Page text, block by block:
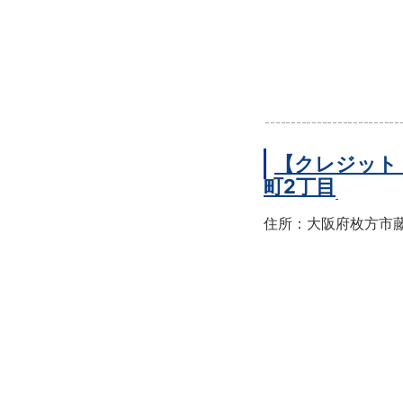
【クレジッ
町2丁目
住所：大阪府枚方市